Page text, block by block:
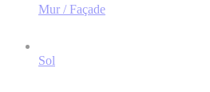
Mur / Façade
Sol